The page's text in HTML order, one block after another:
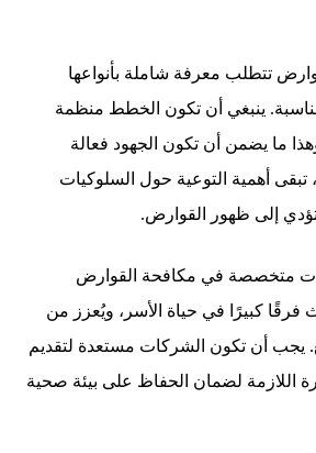
تتطلب معرفة شاملة بأنواعها
ينبغي أن تكون الخطط منظمة
ما يضمن أن تكون الجهود فعالة
تبقى أهمية التوعية حول السلوكيات
تؤدي إلى ظهور القوارض.
متخصصة في مكافحة القوارض
فرقًا كبيرًا في حياة الأسر، ويُعزز من
يجب أن تكون الشركات مستعدة لتقديم
اللازمة لضمان الحفاظ على بيئة صحية